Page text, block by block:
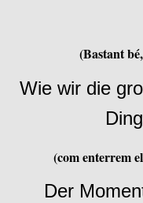
(Bastant
Wie wir die
(com enterrem
Der